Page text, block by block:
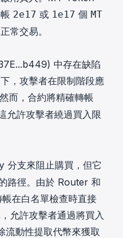
2e17 或 1e17 個 MT
常交易。
) 中存在缺陷
，攻擊者在限制階段應
而，合約將精確轉帳
允許攻擊者繞過買入限
分支來阻止購買，但它
路徑。由於 Router 和
在白名單檢查時直接
允許攻擊者通過將買入
流動性提取代幣來獲取